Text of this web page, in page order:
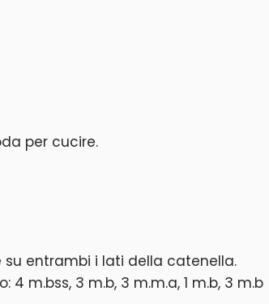
per cucire.
su entrambi i lati della catenella.
4 m.bss, 3 m.b, 3 m.m.a, 1 m.b, 3 m.b